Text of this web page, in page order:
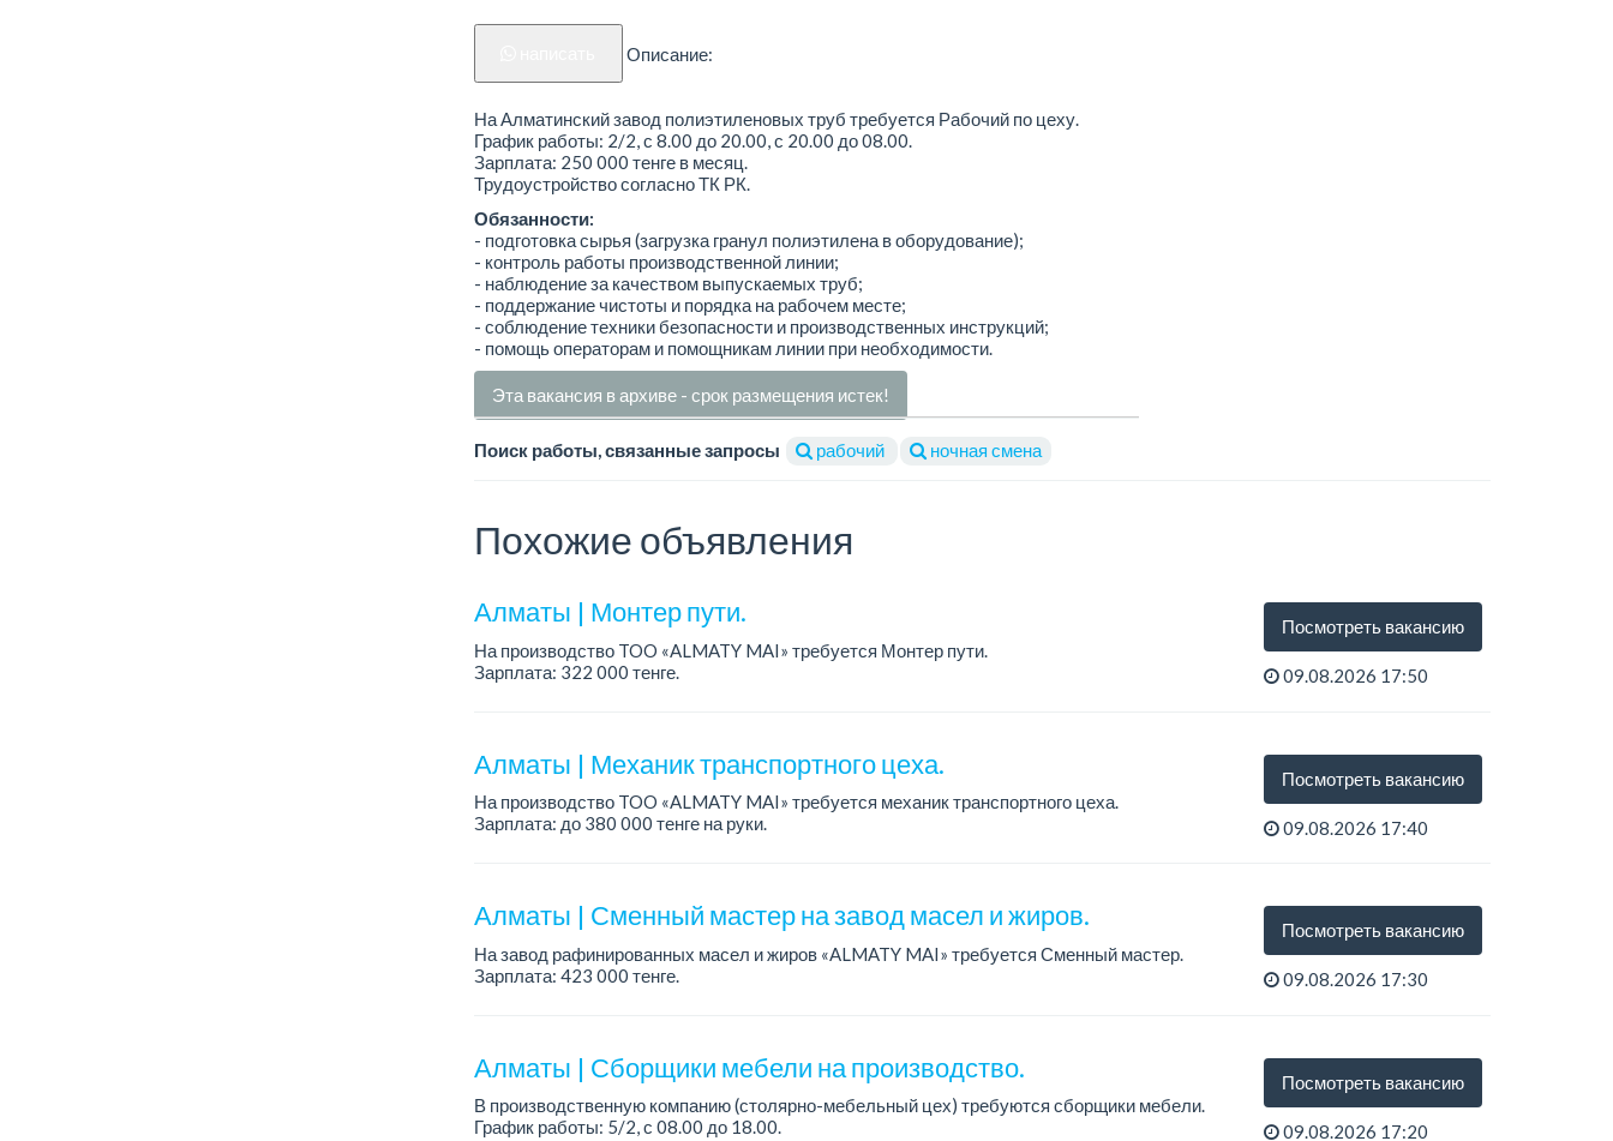
Описание:
На Алматинский завод полиэтиленовых труб требуется Рабочий по цеху.
График работы: 2/2, с 8.00 до 20.00, с 20.00 до 08.00.
Зарплата: 250 000 тенге в месяц.
Трудоустройство согласно ТК РК.
Обязанности:
- подготовка сырья (загрузка гранул полиэтилена в оборудование);
- контроль работы производственной линии;
- наблюдение за качеством выпускаемых труб;
- поддержание чистоты и порядка на рабочем месте;
- соблюдение техники безопасности и производственных инструкций;
- помощь операторам и помощникам линии при необходимости.
Эта вакансия в архиве - срок размещения истек!
Поиск работы, связанные запросы рабочий ночная смена
Похожие объявления
Алматы | Монтер пути.
На производство TOO «ALMATY MAI» требуется Монтер пути.
Зарплата: 322 000 тенге.
Посмотреть вакансию
09.08.2026 17:50
Алматы | Механик транспортного цеха.
На производство TOO «ALMATY MAI» требуется механик транспортного цеха.
Зарплата: до 380 000 тенге на руки.
Посмотреть вакансию
09.08.2026 17:40
Алматы | Сменный мастер на завод масел и жиров.
На завод рафинированных масел и жиров «ALMATY MAI» требуется Сменный мастер.
Зарплата: 423 000 тенге.
Посмотреть вакансию
09.08.2026 17:30
Алматы | Сборщики мебели на производство.
В производственную компанию (столярно-мебельный цех) требуются сборщики мебели.
График работы: 5/2, с 08.00 до 18.00.
Посмотреть вакансию
09.08.2026 17:20